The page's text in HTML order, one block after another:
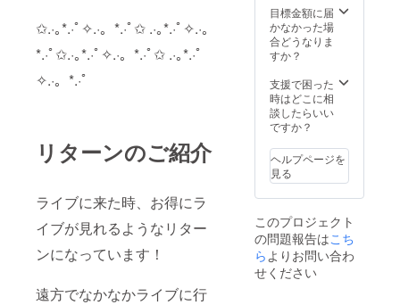
✩.·｡*.·ﾟ✧.·。*.·ﾟ✩ .·｡*.·ﾟ✧.·。
*.·ﾟ✩.·｡*.·ﾟ✧.·。*.·ﾟ✩ .·｡*.·ﾟ
✧.·。*.·ﾟ
リターンのご紹介
ライブに来た時、お得にラ
イブが見れるようなリター
ンになっています！
遠方でなかなかライブに行
い。
は1公演
ご来場
ごとに1
ポイン
もので
す ・デ
ビュー
ライブ
様会の
参加権
（後日
開催）
ビュー
ライブ
以降、
大阪府
内で開
イブチ
ケット
※デ
ビュー
当日の
チケッ
ト
（紙）
ビュー
ライブ
の最前
エリア
場券
（当日
ご案
内、お
渡し致
目標金額に届
かなかった場
合どうなりま
すか？
支援で困った
時はどこに相
談したらいい
ですか？
ヘルプページを
見る
このプロジェクト
の問題報告はこち
らよりお問い合わ
せください